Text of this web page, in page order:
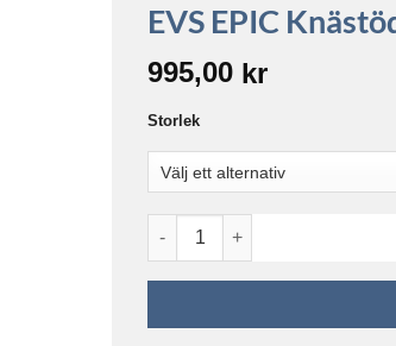
EVS EPIC
995,00 kr
Storlek
EVS EPIC Knästöd mängd